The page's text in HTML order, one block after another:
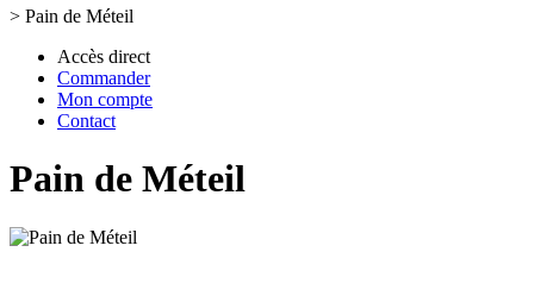
> Pain de Méteil
Accès direct
Commander
Mon compte
Contact
Pain de Méteil